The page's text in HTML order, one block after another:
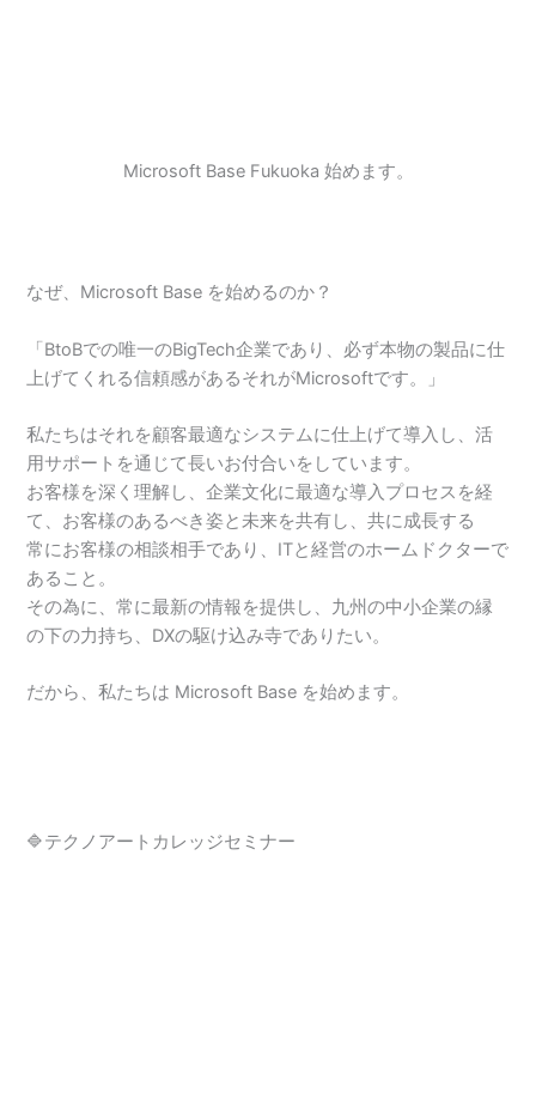
Microsoft Base Fukuoka 始めます。
なぜ、Microsoft Base を始めるのか？
「BtoBでの唯一のBigTech企業であり、必ず本物の製品に仕
上げてくれる信頼感があるそれがMicrosoftです。」
私たちはそれを顧客最適なシステムに仕上げて導入し、活
用サポートを通じて長いお付合いをしています。
お客様を深く理解し、企業文化に最適な導入プロセスを経
て、お客様のあるべき姿と未来を共有し、共に成長する
常にお客様の相談相手であり、ITと経営のホームドクターで
あること。
その為に、常に最新の情報を提供し、九州の中小企業の縁
の下の力持ち、DXの駆け込み寺でありたい。
だから、私たちは Microsoft Base を始めます。
🔷テクノアートカレッジセミナー